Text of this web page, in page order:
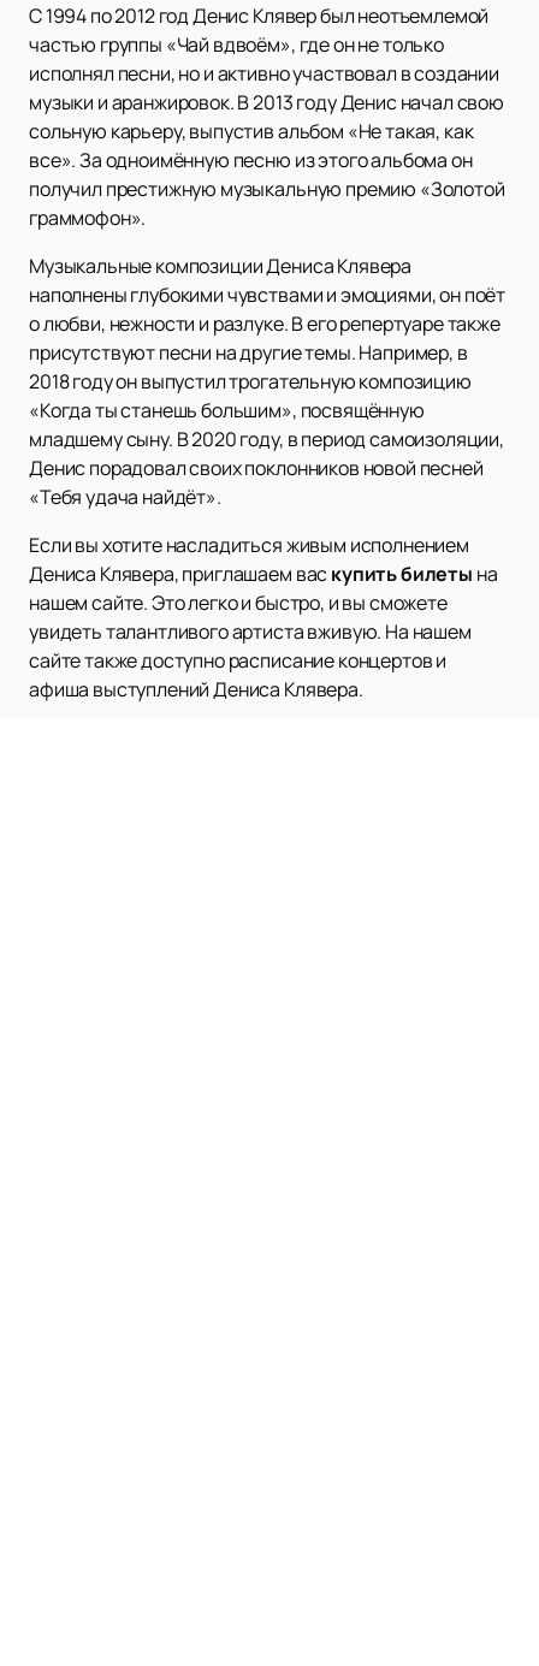
С 1994 по 2012 год Денис Клявер был неотъемлемой
частью группы «Чай вдвоём», где он не только
исполнял песни, но и активно участвовал в создании
музыки и аранжировок. В 2013 году Денис начал свою
сольную карьеру, выпустив альбом «Не такая, как
все». За одноимённую песню из этого альбома он
получил престижную музыкальную премию «Золотой
граммофон».
Музыкальные композиции Дениса Клявера
наполнены глубокими чувствами и эмоциями, он поёт
о любви, нежности и разлуке. В его репертуаре также
присутствуют песни на другие темы. Например, в
2018 году он выпустил трогательную композицию
«Когда ты станешь большим», посвящённую
младшему сыну. В 2020 году, в период самоизоляции,
Денис порадовал своих поклонников новой песней
«Тебя удача найдёт».
Если вы хотите насладиться живым исполнением
Дениса Клявера, приглашаем васкупить билеты на
нашем сайте. Это легко и быстро, и вы сможете
увидеть талантливого артиста вживую. На нашем
сайте также доступно расписание концертов и
афиша выступлений Дениса Клявера.